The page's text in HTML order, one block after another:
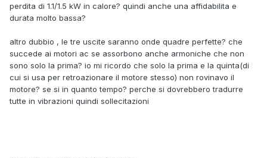
perdita di 1.1/1.5 kW in calore? quindi anche una affidabilita e
durata molto bassa?
altro dubbio , le tre uscite saranno onde quadre perfette? che
succede ai motori ac se assorbono anche armoniche che non
sono solo la prima? io mi ricordo che solo la prima e la quinta(di
cui si usa per retroazionare il motore stesso) non rovinavo il
motore? se si in quanto tempo? perche si dovrebbero tradurre
tutte in vibrazioni quindi sollecitazioni